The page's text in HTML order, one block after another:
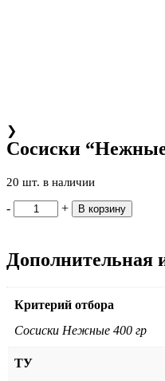
❯
Сосиски
20 шт. в наличии
- + В корзину
Дополнительная
Критерий отбора
Сосиски Нежные 400 гр
ТУ